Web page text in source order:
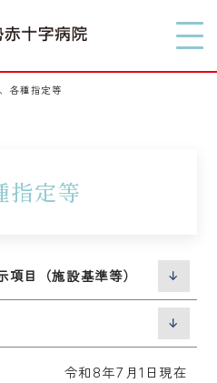
各種指定等
指定等
項目（施設基準等）
令和8年7月1日現在